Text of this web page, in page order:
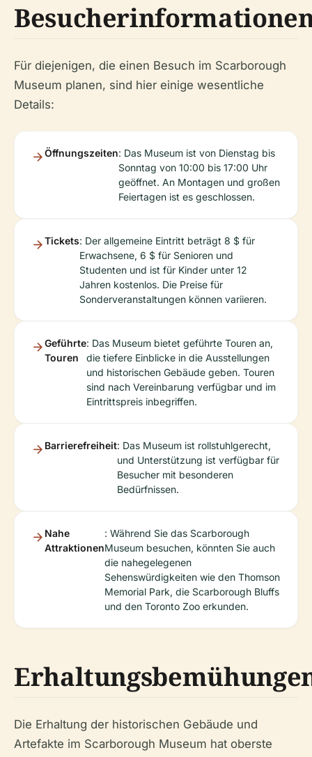
Für diejenigen, die einen Besuch im Scarborough
Museum planen, sind hier einige wesentliche
Details:
Öffnungszeiten: Das Museum ist von Dienstag bis
Sonntag von 10:00 bis 17:00 Uhr
geöffnet. An Montagen und großen
Feiertagen ist es geschlossen.
Tickets: Der allgemeine Eintritt beträgt 8 $ für
Erwachsene, 6 $ für Senioren und
Studenten und ist für Kinder unter 12
Jahren kostenlos. Die Preise für
Sonderveranstaltungen können variieren.
Geführte
Touren
: Das Museum bietet geführte Touren an,
die tiefere Einblicke in die Ausstellungen
und historischen Gebäude geben. Touren
sind nach Vereinbarung verfügbar und im
Eintrittspreis inbegriffen.
Barrierefreiheit: Das Museum ist rollstuhlgerecht,
und Unterstützung ist verfügbar für
Besucher mit besonderen
Bedürfnissen.
Nahe
Attraktionen
: Während Sie das Scarborough
Museum besuchen, könnten Sie auch
die nahegelegenen
Sehenswürdigkeiten wie den Thomson
Memorial Park, die Scarborough Bluffs
und den Toronto Zoo erkunden.
Die Erhaltung der historischen Gebäude und
Artefakte im Scarborough Museum hat oberste